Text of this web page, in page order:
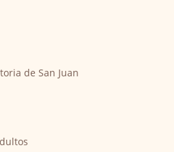
de San Juan